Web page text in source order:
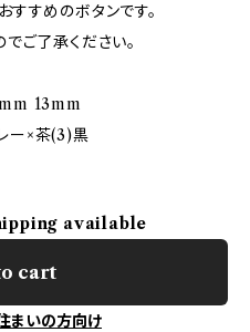
すすめのボタンです。
ご了承ください。
13mm
ー×茶(3)黒
available
cart
まいの方向け